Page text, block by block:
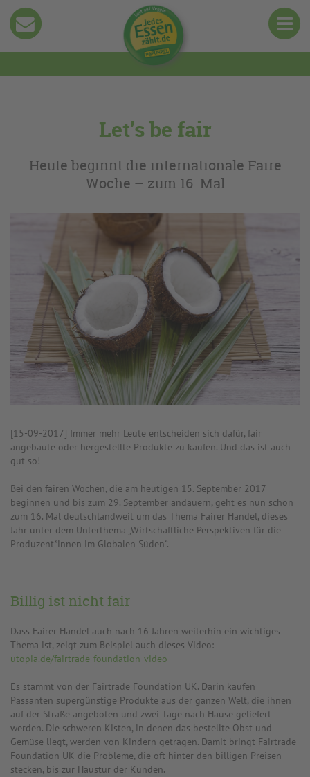
Let’s be fair
Heute beginnt die internationale Faire
Woche – zum 16. Mal
[15-09-2017] Immer mehr Leute entscheiden sich dafür, fair
angebaute oder hergestellte Produkte zu kaufen. Und das ist auch
gut so!
Bei den fairen Wochen, die am heutigen 15. September 2017
beginnen und bis zum 29. September andauern, geht es nun schon
zum 16. Mal deutschlandweit um das Thema Fairer Handel, dieses
Jahr unter dem Unterthema „Wirtschaftliche Perspektiven für die
Produzent*innen im Globalen Süden“.
Billig ist nicht fair
Dass Fairer Handel auch nach 16 Jahren weiterhin ein wichtiges
Thema ist, zeigt zum Beispiel auch dieses Video:
utopia.de/fairtrade-foundation-video
Es stammt von der Fairtrade Foundation UK. Darin kaufen
Passanten supergünstige Produkte aus der ganzen Welt, die ihnen
auf der Straße angeboten und zwei Tage nach Hause geliefert
werden. Die schweren Kisten, in denen das bestellte Obst und
Gemüse liegt, werden von Kindern getragen. Damit bringt Fairtrade
Foundation UK die Probleme, die oft hinter den billigen Preisen
stecken, bis zur Haustür der Kunden.